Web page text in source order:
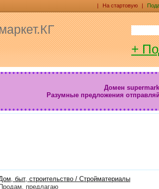
| На стартовую |
+
Домен
Разумные предложения
быт, строительство / Стройматериалы
Продам, предлагаю